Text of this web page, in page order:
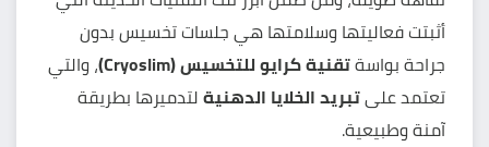
أثبتت فعاليتها وسلامتها هي جلسات تخسيس بدون
جراحة بواسةتقنيةكرايو للتخسيس(Cryoslim)
، والتي
تعتمد علىتبريد الخلايا الدهنيةلتدميرها بطريقة
آمنة وطبيعية.